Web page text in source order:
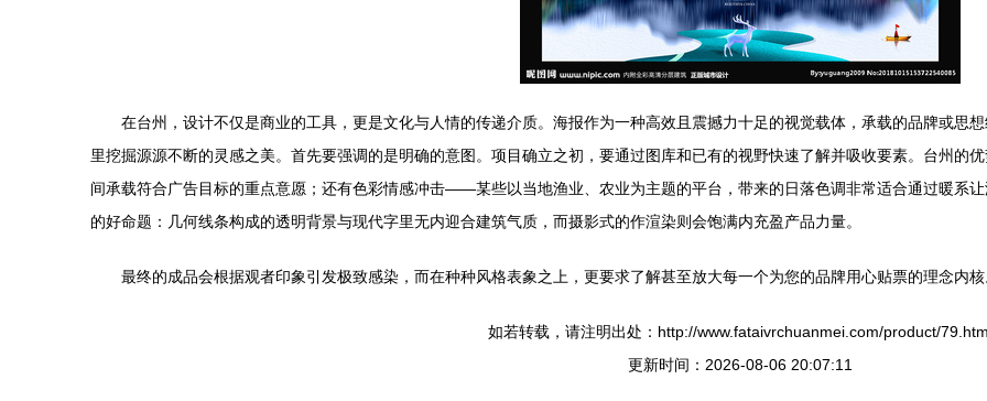
在台州，设计不仅是商业的工具，更是文化与人情的传递介质。海报作为一种高效且震撼力十足的视觉载体，承载的品牌或思
里挖掘源源不断的灵感之美。首先要强调的是明确的意图。项目确立之初，要通过图库和已有的视野快速了解并吸收要素。台州的
间承载符合广告目标的重点意愿；还有色彩情感冲击——某些以当地渔业、农业为主题的平台，带来的日落色调非常适合通过暖系
的好命题：几何线条构成的透明背景与现代字里无内迎合建筑气质，而摄影式的作渲染则会饱满内充盈产品力量。
最终的成品会根据观者印象引发极致感染，而在种种风格表象之上，更要求了解甚至放大每一个为您的品牌用心贴票的理念内
如若转载，请注明出处：http://www.fataivrchuanmei.com/product/
更新时间：2026-08-06 20:07:11